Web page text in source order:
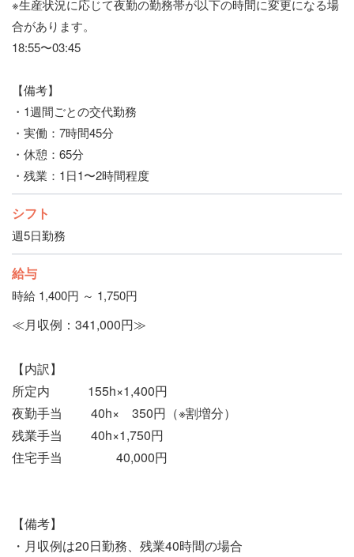
※生産状況に応じて夜勤の勤務帯が以下の時間に変更になる場
合があります。
18:55〜03:45
【備考】
・1週間ごとの交代勤務
・実働：7時間45分
・休憩：65分
・残業：1日1〜2時間程度
シフト
週5日勤務
給与
時給 1,400円 ～ 1,750円
≪月収例：341,000円≫
【内訳】
所定内 155h×1,400円
夜勤手当 40h× 350円（※割増分）
残業手当 40h×1,750円
住宅手当 40,000円
【備考】
・月収例は20日勤務、残業40時間の場合